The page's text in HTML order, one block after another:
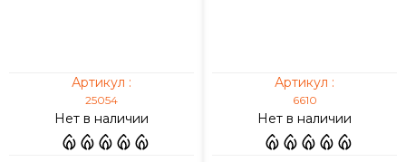
Артикул :
25054
Нет в наличии
Артикул :
6610
Нет в наличии